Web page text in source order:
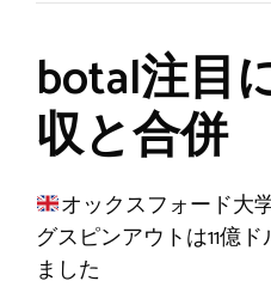
botal注目
収と合併
オックスフォード大
グスピンアウトは11億
ました